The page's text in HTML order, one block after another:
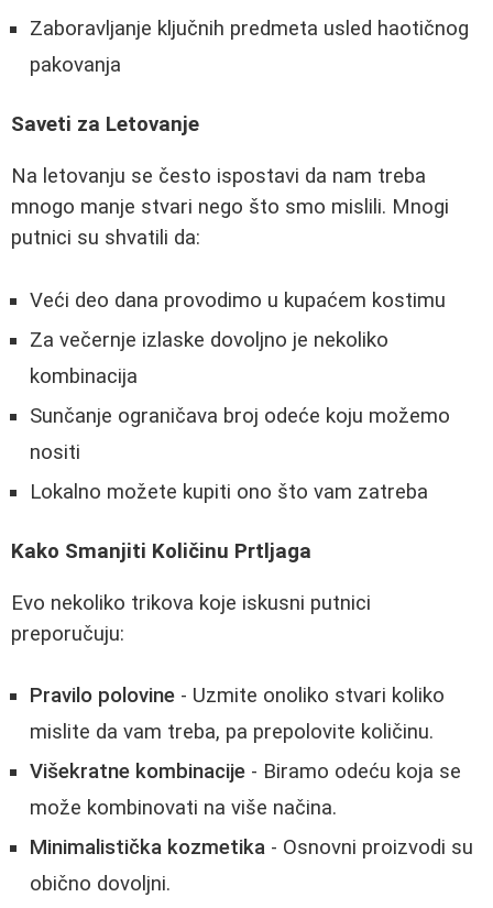
Zaboravljanje ključnih predmeta usled haotičnog
pakovanja
Saveti za Letovanje
Na letovanju se često ispostavi da nam treba
mnogo manje stvari nego što smo mislili. Mnogi
putnici su shvatili da:
Veći deo dana provodimo u kupaćem kostimu
Za večernje izlaske dovoljno je nekoliko
kombinacija
Sunčanje ograničava broj odeće koju možemo
nositi
Lokalno možete kupiti ono što vam zatreba
Kako Smanjiti Količinu Prtljaga
Evo nekoliko trikova koje iskusni putnici
preporučuju:
Pravilo polovine - Uzmite onoliko stvari koliko
mislite da vam treba, pa prepolovite količinu.
Višekratne kombinacije - Biramo odeću koja se
može kombinovati na više načina.
Minimalistička kozmetika - Osnovni proizvodi su
obično dovoljni.